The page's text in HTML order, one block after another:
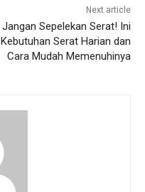
Next article
Jangan Sepelekan Serat! Ini
Kebutuhan Serat Harian dan
Cara Mudah Memenuhinya